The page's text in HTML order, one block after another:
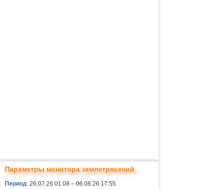
Параметры монитора землетрясений
Период: 26.07.26 01:08 – 06.08.26 17:55.